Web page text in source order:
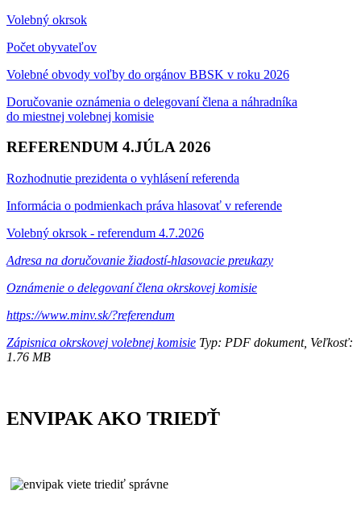
Volebný okrsok
Počet obyvateľov
Volebné obvody voľby do orgánov BBSK v roku 2026
Doručovanie oznámenia o delegovaní člena a náhradníka
do miestnej volebnej komisie
REFERENDUM 4.JÚLA 2026
Rozhodnutie prezidenta o vyhlásení referenda
Informácia o podmienkach práva hlasovať v referende
Volebný okrsok - referendum 4.7.2026
Adresa na doručovanie žiadostí-hlasovacie preukazy
Oznámenie o delegovaní člena okrskovej komisie
https://www.minv.sk/?referendum
Zápisnica okrskovej volebnej komisie Typ: PDF dokument, Veľkosť:
1.76 MB
ENVIPAK AKO TRIEDŤ